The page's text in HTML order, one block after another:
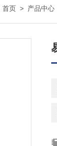
首页 > 产品中心